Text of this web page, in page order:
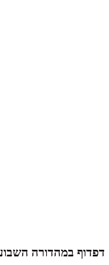
דפדוף במהדורה